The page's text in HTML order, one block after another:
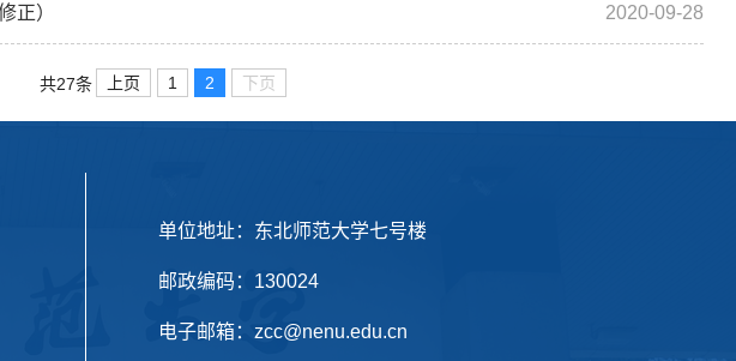
正） 2020-09-28
共27条 上页 1 2 下页
单位地址：东北师范大学七号楼
邮政编码：130024
电子邮箱：zcc@nenu.edu.cn